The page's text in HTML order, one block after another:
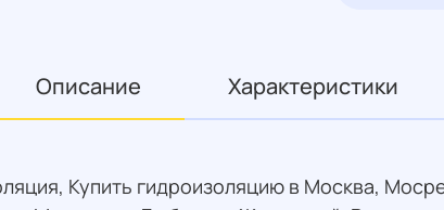
Описание Характеристики
Купить гидроизоляцию в Москва,